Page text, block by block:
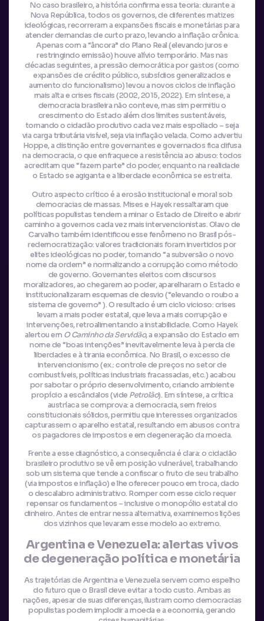
No caso brasileiro, a história confirma essa teoria: durante a
Nova República, todos os governos, de diferentes matizes
ideológicas, recorreram a expansões fiscais e monetárias para
atender demandas de curto prazo, levando a inflação crônica.
Apenas com a “âncora” do Plano Real (elevando juros e
restringindo emissão) houve alívio temporário. Mas nas
décadas seguintes, a pressão democrática por gastos (como
expansões de crédito público, subsídios generalizados e
aumento do funcionalismo) levou a novos ciclos de inflação
mais alta e crises fiscais (2002, 2015, 2022). Em síntese, a
democracia brasileira não conteve, mas sim permitiu o
crescimento do Estado além dos limites sustentáveis,
tornando o cidadão produtivo cada vez mais espoliado – seja
via carga tributária visível, seja via inflação velada. Como advertiu
Hoppe, a distinção entre governantes e governados fica difusa
na democracia, o que enfraquece a resistência ao abuso: todos
acreditam que “fazem parte” do poder, enquanto na realidade
o Estado se agiganta e a liberdade econômica se estreita.
Outro aspecto crítico é a erosão institucional e moral sob
democracias de massas. Mises e Hayek ressaltaram que
políticas populistas tendem a minar o Estado de Direito e abrir
caminho a governos cada vez mais intervencionistas. Olavo de
Carvalho também identificou esse fenômeno no Brasil pós-
redemocratização: valores tradicionais foram invertidos por
elites ideológicas no poder, tornando “a subversão o novo
nome da ordem” e normalizando a corrupção como método
de governo. Governantes eleitos com discursos
moralizadores, ao chegarem ao poder, aparelharam o Estado e
institucionalizaram esquemas de desvio (“elevando o roubo a
sistema de governo” ). O resultado é um ciclo vicioso: crises
levam a mais poder estatal, que leva a mais corrupção e
intervenções, retroalimentando a instabilidade. Como Hayek
alertou em O Caminho da Servidão, a expansão do Estado em
nome de “boas intenções” inevitavelmente leva à perda de
liberdades e à tirania econômica. No Brasil, o excesso de
intervencionismo (ex.: controle de preços no setor de
combustíveis, políticas industriais fracassadas, etc.) acabou
por sabotar o próprio desenvolvimento, criando ambiente
propício a escândalos (vide Petrolão). Em síntese, a crítica
austríaca se comprova: a democracia, sem freios
constitucionais sólidos, permitiu que interesses organizados
capturassem o aparelho estatal, resultando em abusos contra
os pagadores de impostos e em degeneração da moeda.
Frente a esse diagnóstico, a consequência é clara: o cidadão
brasileiro produtivo se vê em posição vulnerável, trabalhando
sob um sistema que tende a confiscar o fruto de seu trabalho
(via impostos e inflação) e lhe oferecer pouco em troca, dado
o descalabro administrativo. Romper com esse ciclo requer
repensar os fundamentos – inclusive o monopólio estatal do
dinheiro. Antes de entrar nessa alternativa, examinemos lições
dos vizinhos que levaram esse modelo ao extremo.
Argentina e Venezuela: alertas vivos
de degeneração política e monetária
As trajetórias de Argentina e Venezuela servem como espelho
do futuro que o Brasil deve evitar a todo custo. Ambas as
nações, apesar de suas diferenças, ilustram como democracias
populistas podem implodir a moeda e a economia, gerando